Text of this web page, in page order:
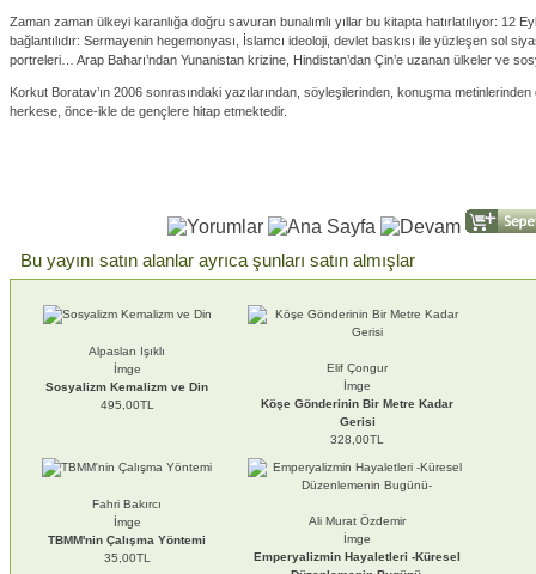
Zaman zaman ülkeyi karanlığa doğru savuran bunalımlı yıllar bu kitapta hatırlatılıyor: 12
bağlantılıdır: Sermayenin hegemonyası, İslamcı ideoloji, devlet baskısı ile yüzleşen sol
portreleri… Arap Baharı’ndan Yunanistan krizine, Hindistan’dan Çin’e uzanan ülkeler ve
Korkut Boratav’ın 2006 sonrasındaki yazılarından, söyleşilerinden, konuşma
herkese, önce-ikle de gençlere hitap etmektedir.
Bu yayını satın alanlar ayrıca şunları satın almışlar
Alpaslan Işıklı
İmge
Sosyalizm Kemalizm ve Din
495,00TL
Elif Çongur
İmge
Köşe Gönderinin Bir Metre Kadar
Gerisi
328,00TL
Fahri Bakırcı
İmge
TBMM'nin Çalışma Yöntemi
35,00TL
Ali Murat Özdemir
İmge
Emperyalizmin Hayaletleri -Küresel